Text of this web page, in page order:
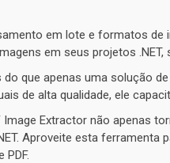
em lote e formatos de
em seus projetos
que apenas uma solução
de alta qualidade, ele
Image Extractor não apenas
Aproveite esta ferramenta